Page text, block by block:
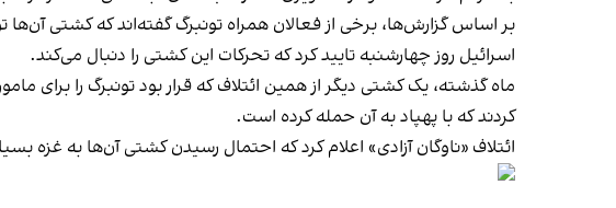
بر اساس گزارش‌ها، برخی از فعالان همراه تونبرگ گفته‌اند که کشتی
اسرائیل روز چهارشنبه تایید کرد که تحرکات این کشتی را دنبال می‌کند.
ماه گذشته، یک کشتی دیگر از همین ائتلاف که قرار بود تونبرگ را برای
کردند که با پهپاد به آن حمله کرده است.
ائتلاف «ناوگان آزادی» اعلام کرد که احتمال رسیدن کشتی آن‌ها به غزه